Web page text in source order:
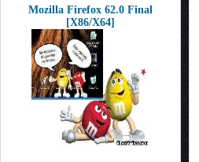
Mozilla Firefox 62.0 Final
[X86/X64]